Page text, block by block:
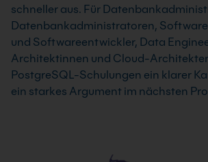
schneller aus. Für
Datenbankadministratoren,
und Softwareentwickler, Data
Architektinnen und Cloud-
PostgreSQL-Schulungen ein klarer
ein starkes Argument im nächsten